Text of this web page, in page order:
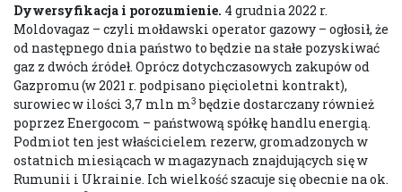
Dywersyfikacja i porozumienie. 4 grudnia 2022 r.
Moldovagaz – czyli mołdawski operator gazowy – ogłosił, że
od następnego dnia państwo to będzie na stałe pozyskiwać
gaz z dwóch źródeł. Oprócz dotychczasowych zakupów od
Gazpromu (w 2021 r. podpisano pięcioletni kontrakt),
surowiec w ilości 3,7 mln m3 będzie dostarczany również
poprzez Energocom – państwową spółkę handlu energią.
Podmiot ten jest właścicielem rezerw, gromadzonych w
ostatnich miesiącach w magazynach znajdujących się w
Rumunii i Ukrainie. Ich wielkość szacuje się obecnie na ok.